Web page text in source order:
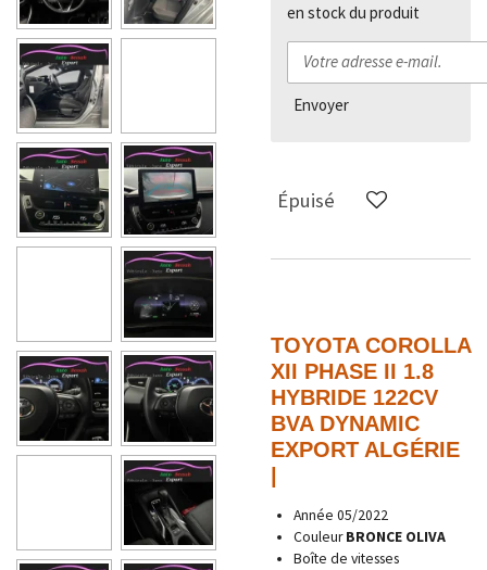
en stock du produit
Envoyer
Épuisé
TOYOTA COROLLA
XII PHASE II 1.8
HYBRIDE 122CV
BVA DYNAMIC
EXPORT ALGÉRIE
Année 05/2022
CouleurBRONCE OLIVA
Boîte de vitesses